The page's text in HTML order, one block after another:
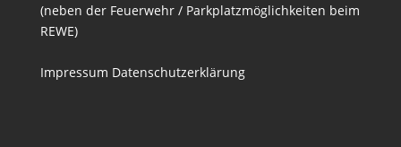
(neben der Feuerwehr / Parkplatzmöglichkeiten beim
REWE)
Impressum Datenschutzerklärung